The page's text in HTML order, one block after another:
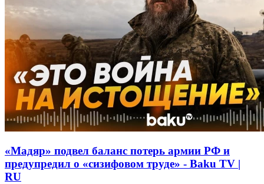
«Мадяр» подвел баланс потерь армии РФ и
предупредил о «сизифовом труде» - Baku TV |
RU